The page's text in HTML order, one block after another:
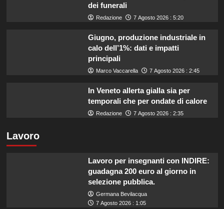
dei funerali
Redazione 7 Agosto 2026 : 5:20
Giugno, produzione industriale in
calo dell’1%: dati e impatti
principali
Marco Vaccarella 7 Agosto 2026 : 2:45
In Veneto allerta gialla sia per
temporali che per ondate di calore
Redazione 7 Agosto 2026 : 2:35
Lavoro
Lavoro per insegnanti con INDIRE:
guadagna 200 euro al giorno in
selezione pubblica.
Germana Bevilacqua
7 Agosto 2026 : 1:05